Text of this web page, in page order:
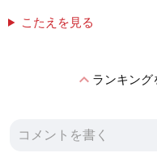
こたえを見る
expand_lessランキング